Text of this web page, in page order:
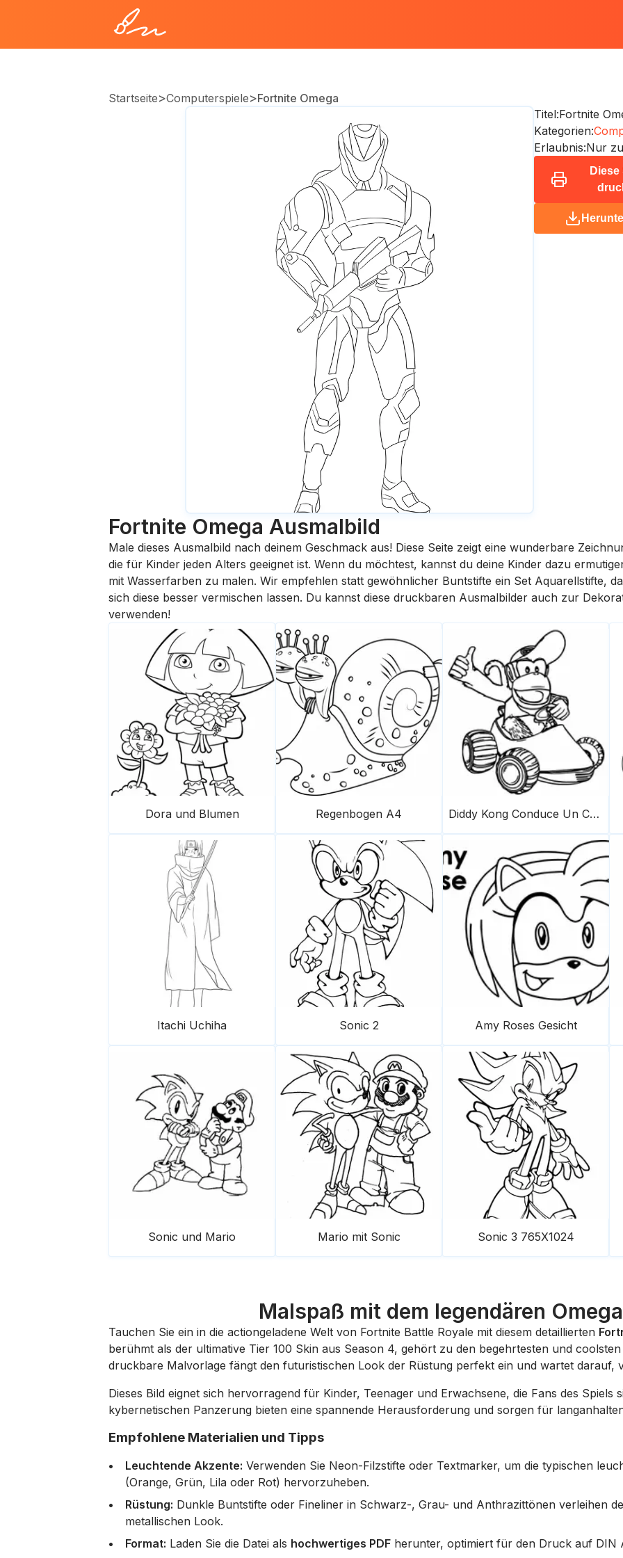
Startseite>Computerspiele>Fortnite Omega
Titel:Fortnite
Kategorien:
Erlaubnis:Nur
Diese
Fortnite Omega Ausmalbild
Male dieses Ausmalbild nach deinem Geschmack aus! Diese Seite zeigt eine wunderbare
die für Kinder jeden Alters geeignet ist. Wenn du möchtest, kannst du deine Kinder dazu
mit Wasserfarben zu malen. Wir empfehlen statt gewöhnlicher Buntstifte ein Set Aquarellstifte, da
sich diese besser vermischen lassen. Du kannst diese druckbaren Ausmalbilder auch zur
verwenden!
Dora und Blumen Regenbogen A4 Diddy Kong Conduce Un Coche Scaled
Itachi Uchiha Sonic 2 Amy Roses Gesicht
Sonic und Mario Mario mit Sonic Sonic 3 765X1024
Malspaß mit dem legendären
Tauchen Sie ein in die actiongeladene Welt von Fortnite Battle Royale mit diesem detaillierten
berühmt als der ultimative Tier 100 Skin aus Season 4, gehört zu den begehrtesten und
druckbare Malvorlage fängt den futuristischen Look der Rüstung perfekt ein und wartet darauf,
Dieses Bild eignet sich hervorragend für Kinder, Teenager und Erwachsene, die Fans des Spiels
kybernetischen Panzerung bieten eine spannende Herausforderung und sorgen für
Empfohlene Materialien und Tipps
Leuchtende Akzente: Verwenden Sie Neon-Filzstifte oder Textmarker, um die typischen
(Orange, Grün, Lila oder Rot) hervorzuheben.
Rüstung: Dunkle Buntstifte oder Fineliner in Schwarz-, Grau- und Anthrazittönen verleihen
metallischen Look.
Format: Laden Sie die Datei als hochwertiges PDF herunter, optimiert für den Druck auf DIN